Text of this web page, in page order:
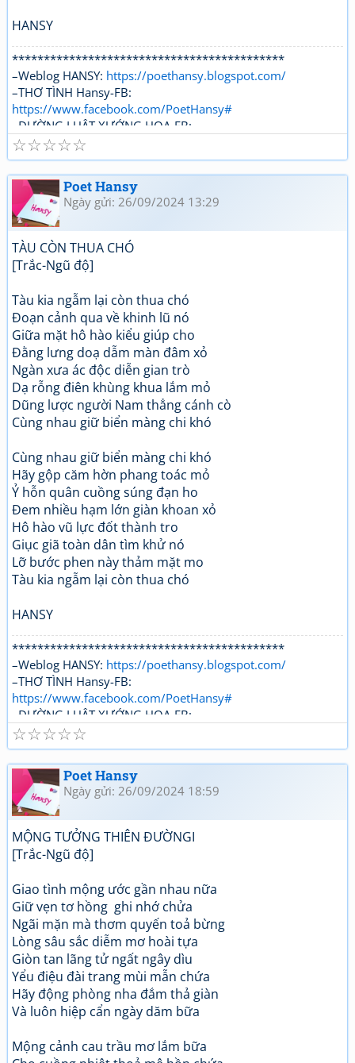
HANSY
*******************************************
–Weblog HANSY: https://poethansy.blogspot.com/
–THƠ TÌNH Hansy-FB:
https://www.facebook.com/PoetHansy#
–ĐƯỜNG LUẬT XƯỚNG HOẠ-FB:
https://www.facebook.com/...roups/DUONGLUAT.XUONGH
OA/
☆
☆
☆
☆
☆
Poet Hansy
Ngày gửi: 26/09/2024 13:29
TÀU CÒN THUA CHÓ
[Trắc-Ngũ độ]
Tàu kia ngẫm lại còn thua chó
Đoạn cảnh qua về khinh lũ nó
Giữa mặt hô hào kiểu giúp cho
Đằng lưng doạ dẫm màn đâm xỏ
Ngàn xưa ác độc diễn gian trò
Dạ rỗng điên khùng khua lắm mỏ
Dũng lược người Nam thẳng cánh cò
Cùng nhau giữ biển màng chi khó
Cùng nhau giữ biển màng chi khó
Hãy gộp căm hờn phang toác mỏ
Ỷ hỗn quân cuồng súng đạn ho
Đem nhiều hạm lớn giàn khoan xỏ
Hô hào vũ lực đốt thành tro
Giục giã toàn dân tìm khử nó
Lỡ bước phen này thảm mặt mo
Tàu kia ngẫm lại còn thua chó
HANSY
*******************************************
–Weblog HANSY: https://poethansy.blogspot.com/
–THƠ TÌNH Hansy-FB:
https://www.facebook.com/PoetHansy#
–ĐƯỜNG LUẬT XƯỚNG HOẠ-FB:
https://www.facebook.com/...roups/DUONGLUAT.XUONGH
OA/
☆
☆
☆
☆
☆
Poet Hansy
Ngày gửi: 26/09/2024 18:59
MỘNG TƯỞNG THIÊN ĐƯỜNGI
[Trắc-Ngũ độ]
Giao tình mộng ước gần nhau nữa
Giữ vẹn tơ hồng ghi nhớ chửa
Ngãi mặn mà thơm quyến toả bừng
Lòng sâu sắc diễm mơ hoài tựa
Giòn tan lãng tử ngất ngây dìu
Yểu điệu đài trang mùi mẫn chứa
Hãy động phòng nha đắm thả giàn
Và luôn hiệp cẩn ngày dăm bữa
Mộng cảnh cau trầu mơ lắm bữa